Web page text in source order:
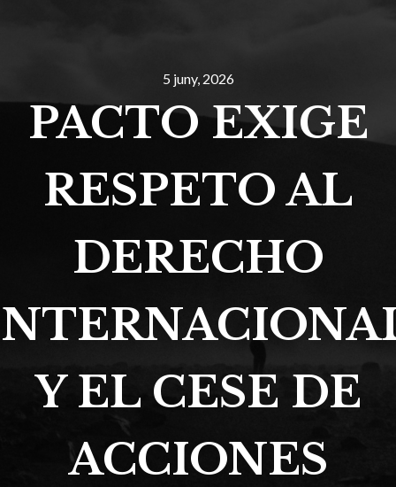
5 juny, 2026
PACTO EXIGE
RESPETO AL
DERECHO
Y EL CESE DE
ACCIONES